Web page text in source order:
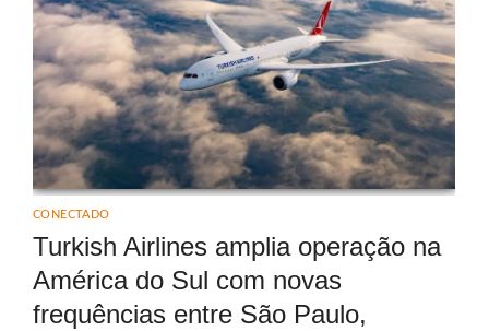
CONECTADO
Turkish Airlines amplia operação na
América do Sul com novas
frequências entre São Paulo,